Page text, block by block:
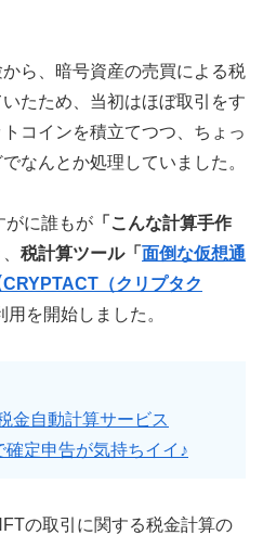
ら、暗号資産の売買による税
たため、当初はほぼ取引をす
コインを積立てつつ、ちょっ
なんとか処理していました。
がに誰もが 「こんな計算手作
税計算ツール「 面倒な仮想通
（クリプタク
用を開始しました。
金自動計算サービス
確定申告が気持ちイイ♪
の取引に関する税金計算の